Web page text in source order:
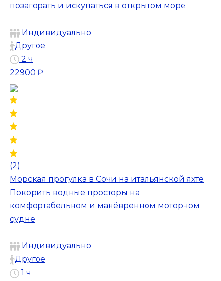
позагорать и искупаться в открытом море
Индивидуально
Другое
2 ч
22900 ₽
(2)
Морская прогулка в Сочи на итальянской яхте
Покорить водные просторы на
комфортабельном и манёвренном моторном
судне
Индивидуально
Другое
1 ч